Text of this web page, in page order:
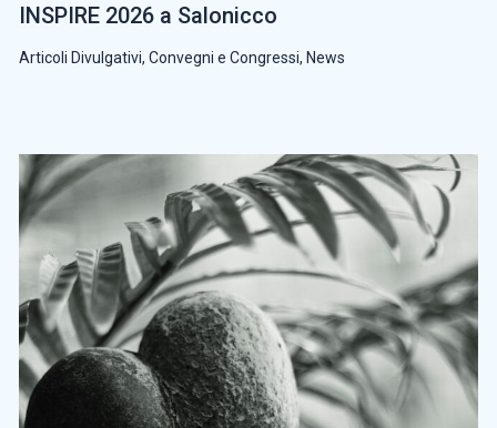
INSPIRE 2026 a Salonicco
Articoli Divulgativi, Convegni e Congressi, News